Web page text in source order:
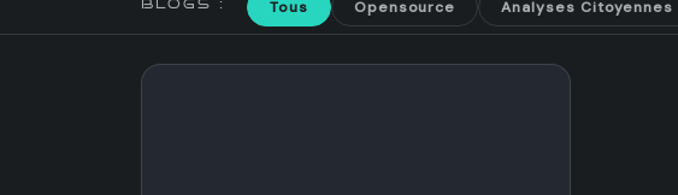
BLOGS : Tous Opensource Analyses Citoyennes